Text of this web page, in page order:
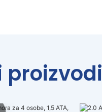
proizvodi